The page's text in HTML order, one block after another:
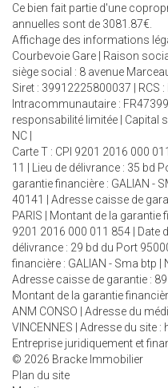
Ce bien fait partie d'une
annuelles sont de 3081.87€.
Affichage des informations
Courbevoie Gare | Raison
siège social : 8 avenue
Siret : 39912225800037 | RCS
Intracommunautaire :
responsabilité limitée | Capital
NC |
Carte T : CPI 9201 2016 000
11 | Lieu de délivrance : 35 bd
garantie financière : GALIAN -
40141 | Adresse caisse de
PARIS | Montant de la garantie
9201 2016 000 011 854 | Date
délivrance : 29 bd du Port
financière : GALIAN - Sma btp |
Adresse caisse de garantie : 89
Montant de la garantie
ANM CONSO | Adresse du
VINCENNES | Adresse du site :
Entreprise juridiquement et
© 2026 Bracke Immobilier
Plan du site